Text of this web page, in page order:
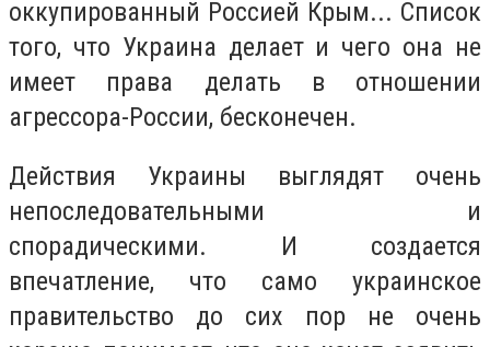
оккупированный Россией Крым... Список
того, что Украина делает и чего она не
имеет права делать в отношении
агрессора-России, бесконечен.
Действия Украины выглядят очень
непоследовательными и
спорадическими. И создается
впечатление, что само украинское
правительство до сих пор не очень